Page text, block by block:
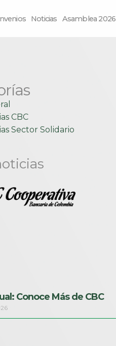
Noticias Asamblea 2026
CBC
Sector Solidario
Conoce Más de CBC